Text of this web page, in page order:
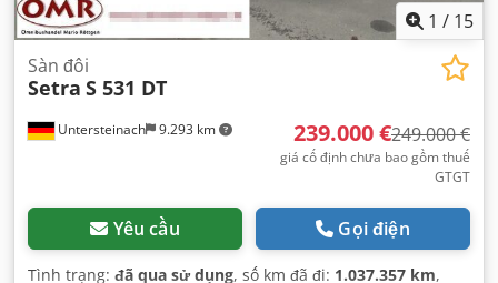
1 / 15
Untersteinach 9.293 km
Sàn đôi
Setra S 531 DT
239.000 €249.000 €
giá cố định chưa bao gồm thuế
GTGT
Yêu cầu Gọi điện
Tình trạng: đã qua sử dụng, số km đã đi: 1.037.357 km,